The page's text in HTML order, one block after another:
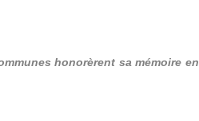
honorèrent sa mémoire en